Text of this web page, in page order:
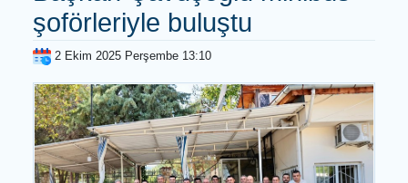
Başkan Çavuşoğlu minibüs
şoförleriyle buluştu
2 Ekim 2025 Perşembe 13:10